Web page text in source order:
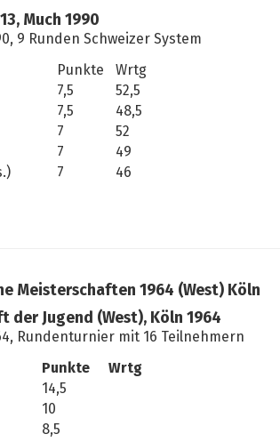
Much 1990
9 Runden Schweizer System
Punkte
Wrtg
7,5
52,5
7,5
48,5
7
52
7
49
7
46
Meisterschaften 1964 (West) Köln
der Jugend (West), Köln 1964
Rundenturnier mit 16 Teilnehmern
Punkte
Wrtg
14,5
10
8,5